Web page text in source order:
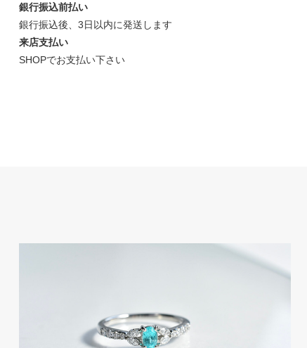
銀行振込前払い
銀行振込後、3日以内に発送します
来店支払い
SHOPでお支払い下さい